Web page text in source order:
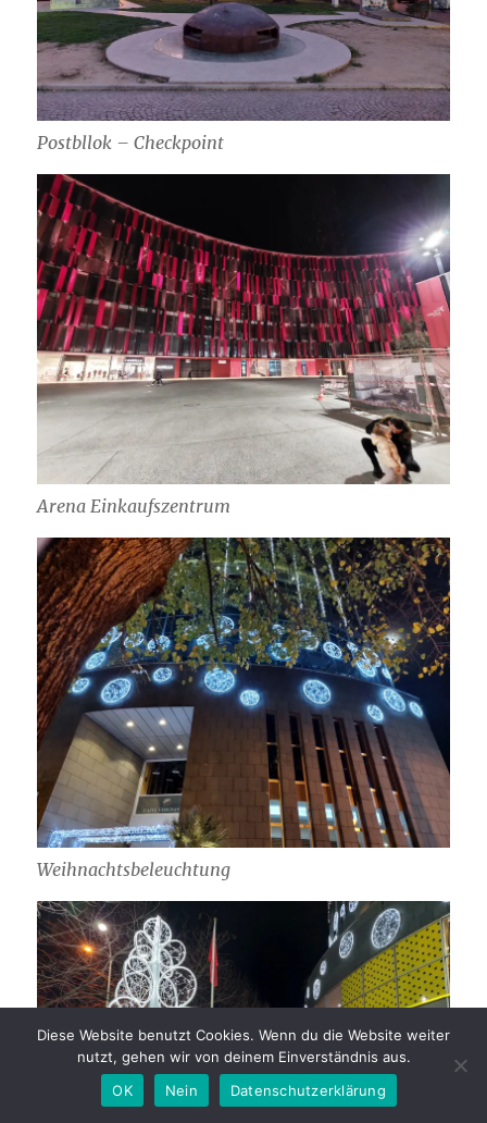
Postbllok – Checkpoint
Arena Einkaufszentrum
Weihnachtsbeleuchtung
Diese Website benutzt Cookies. Wenn du die Website weiter
nutzt, gehen wir von deinem Einverständnis aus.
OK
Nein Datenschutzerklärung